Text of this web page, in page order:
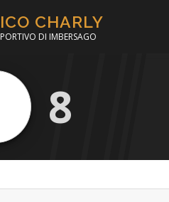
CHARLY
DI IMBERSAGO
8